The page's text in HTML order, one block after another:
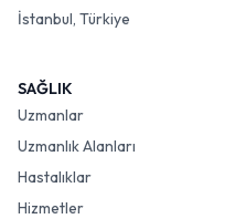
İstanbul, Türkiye
SAĞLIK
Uzmanlar
Uzmanlık Alanları
Hastalıklar
Hizmetler